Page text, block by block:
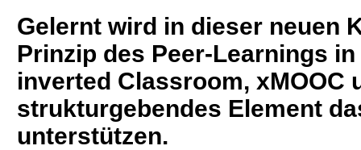
Gelernt wird in dieser neuen
Prinzip des Peer-Learnings
inverted Classroom, xMOOC
strukturgebendes Element
unterstützen.